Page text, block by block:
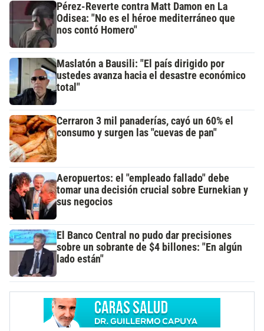
Pérez-Reverte contra Matt Damon en La
Odisea: "No es el héroe mediterráneo que
nos contó Homero"
Maslatón a Bausili: "El país dirigido por
ustedes avanza hacia el desastre económico
total"
Cerraron 3 mil panaderías, cayó un 60% el
consumo y surgen las "cuevas de pan"
Aeropuertos: el "empleado fallado" debe
tomar una decisión crucial sobre Eurnekian y
sus negocios
El Banco Central no pudo dar precisiones
sobre un sobrante de $4 billones: "En algún
lado están"